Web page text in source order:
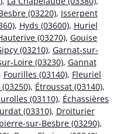
(03220), Isserpent
, Hyds (03600), Huriel
(03270), Gouise
(03210), Garnat-sur-
Loire (03230), Gannat
Fourilles (03140), Fleuriel
, Étroussat (03140),
(03110), Échassières
(03310), Droiturier
sur-Besbre (03290),